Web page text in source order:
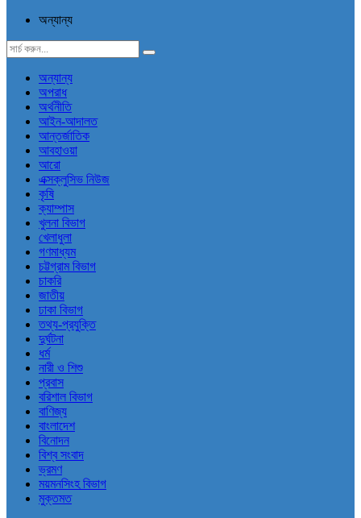
অন্যান্য
অন্যান্য
অপরাধ
অর্থনীতি
আইন-আদালত
আন্তর্জাতিক
আবহাওয়া
আরো
এক্সক্লুসিভ নিউজ
কৃষি
ক্যাম্পাস
খুলনা বিভাগ
খেলাধুলা
গণমাধ্যম
চট্টগ্রাম বিভাগ
চাকরি
জাতীয়
ঢাকা বিভাগ
তথ্য-প্রযুক্তি
দুর্ঘটনা
ধর্ম
নারী ও শিশু
প্রবাস
বরিশাল বিভাগ
বাণিজ্য
বাংলাদেশ
বিনোদন
বিশ্ব সংবাদ
ভ্রমণ
ময়মনসিংহ বিভাগ
মুক্তমত